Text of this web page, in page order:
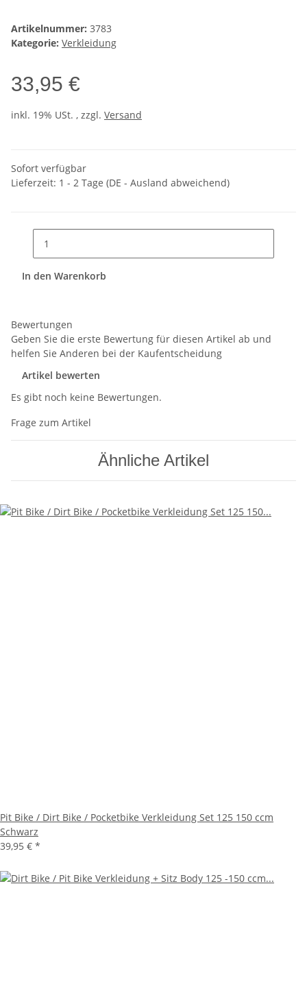
Artikelnummer: 3783
Kategorie: Verkleidung
33,95 €
inkl. 19% USt. , zzgl. Versand
Sofort verfügbar
Lieferzeit: 1 - 2 Tage (DE - Ausland abweichend)
In den Warenkorb
Bewertungen
Geben Sie die erste Bewertung für diesen Artikel ab und
helfen Sie Anderen bei der Kaufentscheidung
Artikel bewerten
Es gibt noch keine Bewertungen.
Frage zum Artikel
Ähnliche Artikel
Pit Bike / Dirt Bike / Pocketbike Verkleidung Set 125 150 ccm
Schwarz
39,95 € *